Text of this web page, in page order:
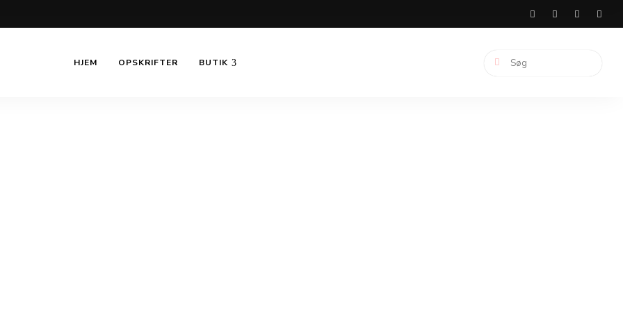
HJEM OPSKRIFTER BUTIK